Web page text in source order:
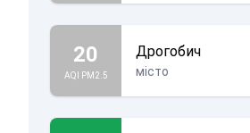
20
AQI PM2.5
Дрогобич
місто